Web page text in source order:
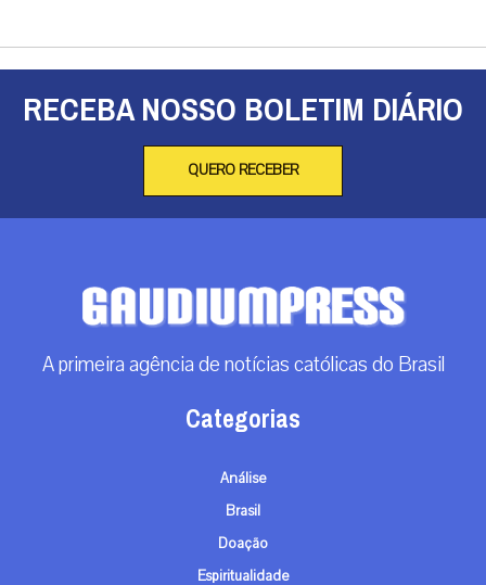
RECEBA NOSSO BOLETIM DIÁRIO
QUERO RECEBER
A primeira agência de notícias católicas do Brasil
Categorias
Análise
Brasil
Doação
Espiritualidade